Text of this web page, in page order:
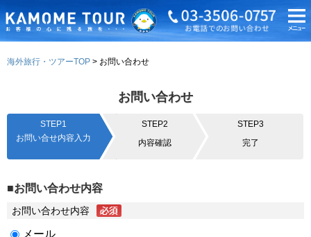
海外旅行・ツアーTOP お問い合わせ
お問い合わせ
STEP1
お問い合せ内容入力
STEP2
内容確認
STEP3
完了
■お問い合わせ内容
お問い合わせ内容
メール